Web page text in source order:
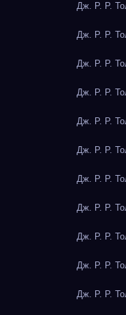
Дж. Р. Р.
Дж. Р. Р.
Дж. Р. Р.
Дж. Р. Р.
Дж. Р. Р.
Дж. Р. Р.
Дж. Р. Р.
Дж. Р. Р.
Дж. Р. Р.
Дж. Р. Р.
Дж. Р. Р.